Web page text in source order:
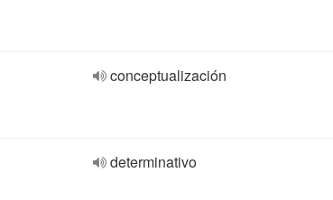
conceptualización
determinativo